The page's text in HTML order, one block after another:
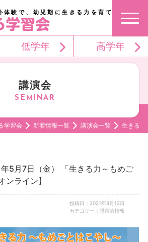
体験で、幼児期に生きる力を育てる。
低学年 高学年
講演会
学習会 新着情報一覧 講演会一覧 生きる力
年5月7日（金） 「生きる力～もめご
ンライン】
投稿日：2021年8月12日
カテゴリー：講演会情報